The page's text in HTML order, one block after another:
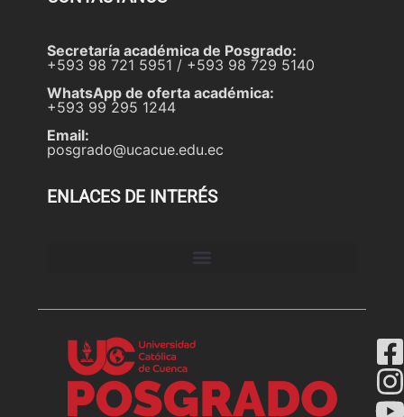
Secretaría académica de Posgrado:
+593 98 721 5951 / +593 98 729 5140
WhatsApp de oferta académica:
+593 99 295 1244
Email:
posgrado@ucacue.edu.ec
ENLACES DE INTERÉS